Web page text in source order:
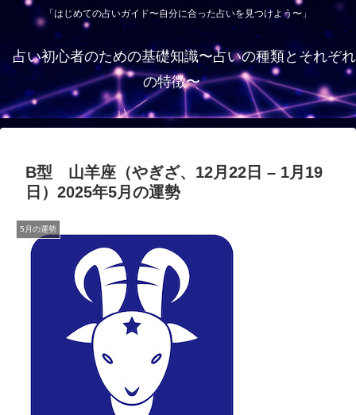
「はじめての占いガイド〜自分に合った占いを見つけよう〜」
占い初心者のための基礎知識〜占いの種類とそれぞれ
の特徴〜
B型 山羊座（やぎざ、12月22日 – 1月19
日）2025年5月の運勢
5月の運勢